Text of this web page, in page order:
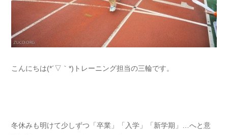
こんにちは(*´▽｀*)トレーニング担当の三輪です。
冬休みも明けて少しずつ「卒業」「入学」「新学期」…へと意